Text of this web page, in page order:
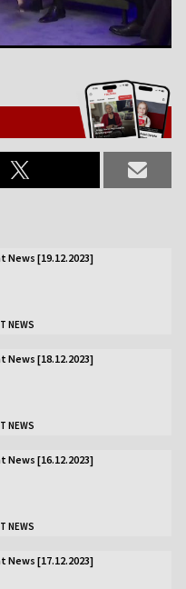
News [19.12.2023]
NEWS
News [18.12.2023]
NEWS
News [16.12.2023]
NEWS
News [17.12.2023]